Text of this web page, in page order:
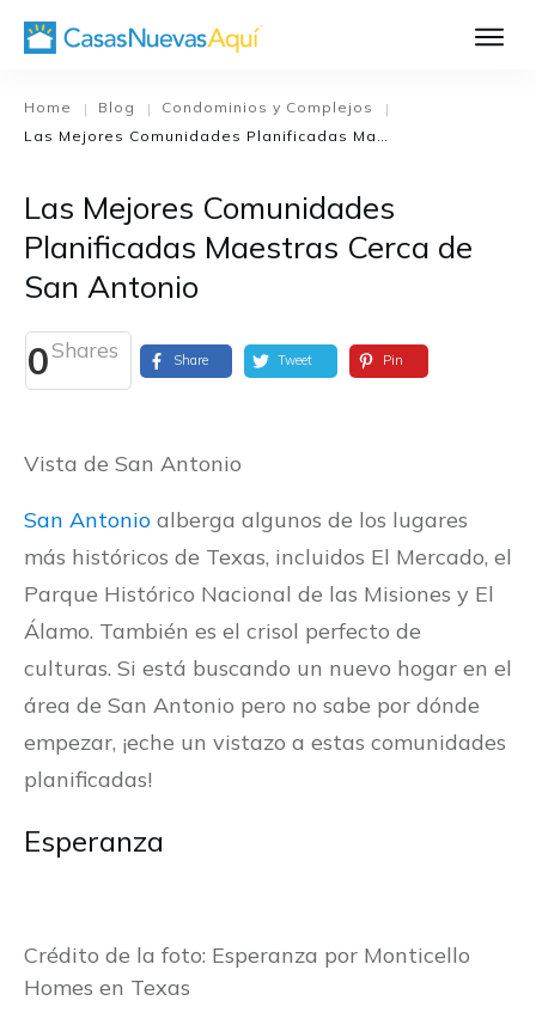
El Proceso de
Home | Blog | Condominios y Complejos
|
Las Mejores Comunidades Planificadas Maestras Cerca de San Antonio
Las Mejores Comunidades
Planificadas Maestras Cerca de
San Antonio
0Shares Share Tweet Pin
Vista de San Antonio
San Antonio alberga algunos de los lugares
más históricos de Texas, incluidos El Mercado, el
Parque Histórico Nacional de las Misiones y El
Álamo. También es el crisol perfecto de
culturas. Si está buscando un nuevo hogar en el
área de San Antonio pero no sabe por dónde
empezar, ¡eche un vistazo a estas comunidades
planificadas!
Esperanza
Crédito de la foto: Esperanza por Monticello
Homes en Texas